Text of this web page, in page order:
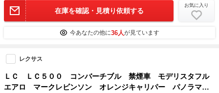
在庫を確認・見積り依頼する
お気に入り
今あなたの他に36人が見ています
レクサス
ＬＣ ＬＣ５００ コンバーチブル 禁煙車 モデリスタフル
エアロ マークレビンソン オレンジキャリパー パノラマビ